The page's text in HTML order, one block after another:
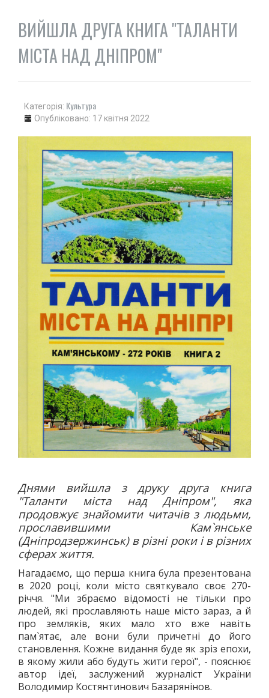
ВИЙШЛА ДРУГА КНИГА "ТАЛАНТИ
МІСТА НАД ДНІПРОМ"
Категорія: Культура
Опубліковано: 17 квітня 2022
Днями вийшла з друку друга книга
"Таланти міста над Дніпром", яка
продовжує знайомити читачів з людьми,
прославившими Кам`янське
(Дніпродзержинськ) в різні роки і в різних
сферах життя.
Нагадаємо, що перша книга була презентована
в 2020 році, коли місто святкувало своє 270-
річчя. "Ми збраємо відомості не тільки про
людей, які прославляють наше місто зараз, а й
про земляків, яких мало хто вже навіть
пам`ятає, але вони були причетні до його
становлення. Кожне видання буде як зріз епохи,
в якому жили або будуть жити герої", - пояснює
автор ідеї, заслужений журналіст України
Володимир Костянтинович Базарянінов.